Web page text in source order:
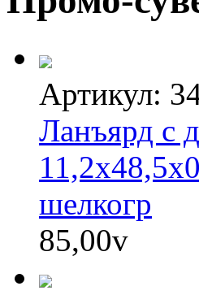
Артикул:
Ланъярд с
шелкогр
85,00v